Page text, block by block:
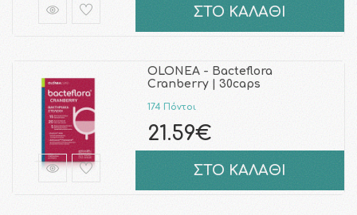
ΣΤΟ ΚΑΛΑΘΙ
OLONEA - Bacteflora
Cranberry | 30caps
174 Πόντοι
21.59€
ΣΤΟ ΚΑΛΑΘΙ